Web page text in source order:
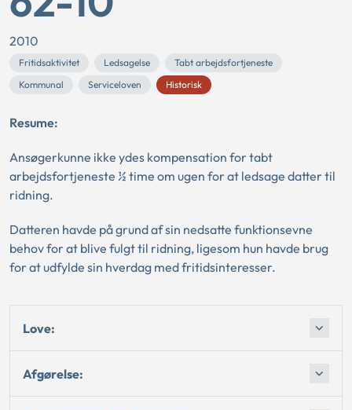
2010
Fritidsaktivitet Ledsagelse
Tabt arbejdsfortjeneste
Kommunal
Serviceloven Historisk
Resume:
Ansøgerkunne ikke ydes kompensation for tabt
arbejdsfortjeneste ½ time om ugen for at ledsage datter til
ridning.
Datteren havde på grund af sin nedsatte funktionsevne
behov for at blive fulgt til ridning, ligesom hun havde brug
for at udfylde sin hverdag med fritidsinteresser.
Love:
Afgørelse: